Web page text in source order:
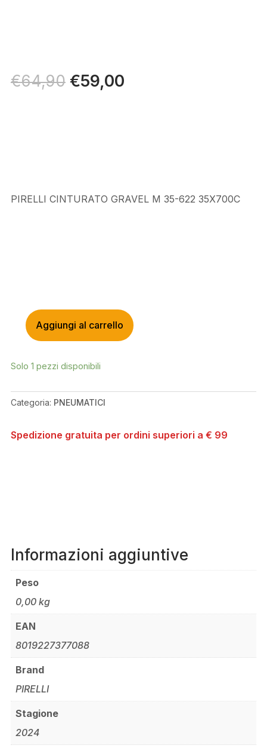
€64,90 Il
prezzo
€59,00Il
PIRELLI CINTURATO GRAVEL M 35-622 35X700C
PIRELLI
CINTURATO
M
622
35X700C
Aggiungi al carrello
Solo 1 pezzi disponibili
Categoria: PNEUMATICI
Spedizione gratuita per ordini superiori a € 99
Informazioni aggiuntive
Peso
0,00 kg
EAN
8019227377088
Brand
PIRELLI
Stagione
2024